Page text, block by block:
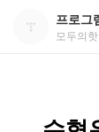
프로그
모두의